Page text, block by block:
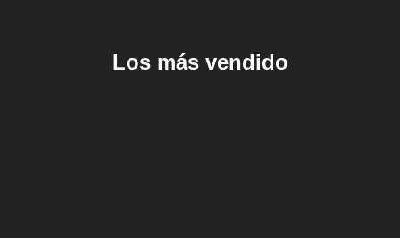
Los más vendido